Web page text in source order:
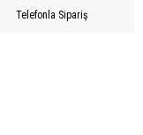
Telefonla Sipariş